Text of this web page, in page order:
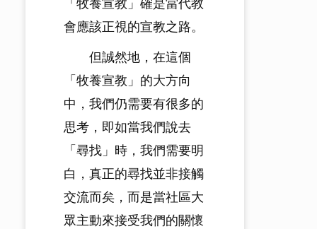
「牧養宣教」確是當代教
會應該正視的宣教之路。
但誠然地，在這個
「牧養宣教」的大方向
中，我們仍需要有很多的
思考，即如當我們說去
「尋找」時，我們需要明
白，真正的尋找並非接觸
交流而矣，而是當社區大
眾主動來接受我們的關懷